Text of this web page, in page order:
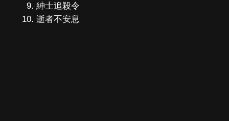
紳士追殺令
逝者不安息